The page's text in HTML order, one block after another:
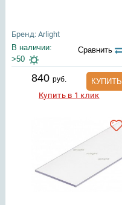
Бренд: Arlight
В наличии:
>50
Сравнить
840руб.
КУПИТЬ
Купить в 1 клик